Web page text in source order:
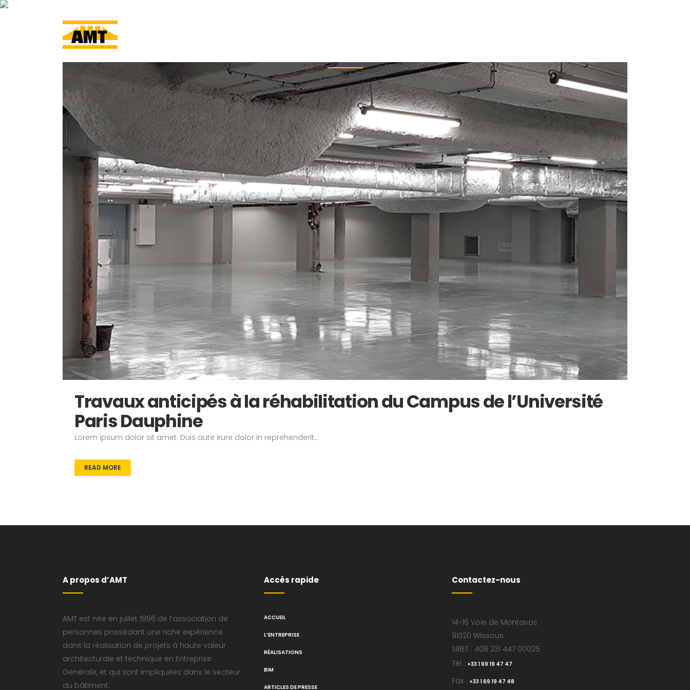
Travaux anticipés à la réhabilitation du Campus de l’Université
Paris Dauphine
Lorem ipsum dolor sit amet. Duis aute irure dolor in reprehenderit...
READ MORE
A propos d’AMT
AMT est née en juillet 1996 de l’association de
personnes possédant une riche expérience
dans la réalisation de projets à haute valeur
architecturale et technique en Entreprise
Générale, et qui sont impliquées dans le secteur
du bâtiment.
Accès rapide
ACCUEIL
L’ENTREPRISE
RÉALISATIONS
BIM
ARTICLES DE PRESSE
Contactez-nous
14-16 Voie de Montavas
91320 Wissous
SIRET : 408 231 447 00025
Tél : +33 1 69 19 47 47
Fax : +33 1 69 19 47 48